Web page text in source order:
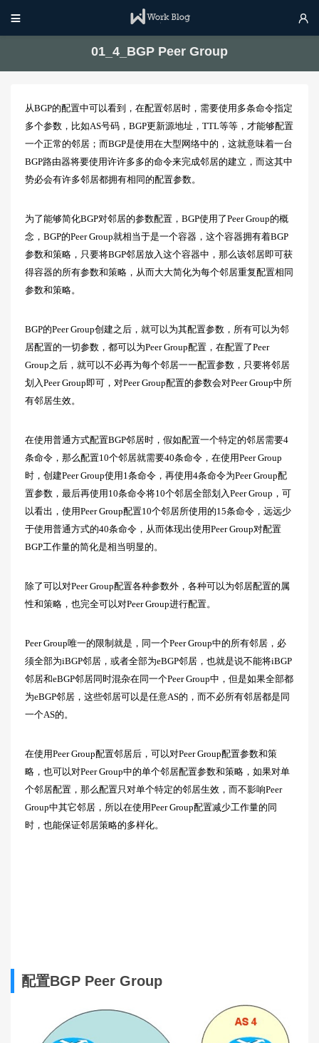
 
01_4_BGP Peer Group
从BGP的配置中可以看到，在配置邻居时，需要使用多条命令指定
多个参数，比如AS号码，BGP更新源地址，TTL等等，才能够配置
一个正常的邻居；而BGP是使用在大型网络中的，这就意味着一台
BGP路由器将要使用许许多多的命令来完成邻居的建立，而这其中
势必会有许多邻居都拥有相同的配置参数。
为了能够简化BGP对邻居的参数配置，BGP使用了Peer Group的概
念，BGP的Peer Group就相当于是一个容器，这个容器拥有着BGP
参数和策略，只要将BGP邻居放入这个容器中，那么该邻居即可获
得容器的所有参数和策略，从而大大简化为每个邻居重复配置相同
参数和策略。
BGP的Peer Group创建之后，就可以为其配置参数，所有可以为邻
居配置的一切参数，都可以为Peer Group配置，在配置了Peer
Group之后，就可以不必再为每个邻居一一配置参数，只要将邻居
划入Peer Group即可，对Peer Group配置的参数会对Peer Group中所
有邻居生效。
在使用普通方式配置BGP邻居时，假如配置一个特定的邻居需要4
条命令，那么配置10个邻居就需要40条命令，在使用Peer Group
时，创建Peer Group使用1条命令，再使用4条命令为Peer Group配
置参数，最后再使用10条命令将10个邻居全部划入Peer Group，可
以看出，使用Peer Group配置10个邻居所使用的15条命令，远远少
于使用普通方式的40条命令，从而体现出使用Peer Group对配置
BGP工作量的简化是相当明显的。
除了可以对Peer Group配置各种参数外，各种可以为邻居配置的属
性和策略，也完全可以对Peer Group进行配置。
Peer Group唯一的限制就是，同一个Peer Group中的所有邻居，必
须全部为iBGP邻居，或者全部为eBGP邻居，也就是说不能将iBGP
邻居和eBGP邻居同时混杂在同一个Peer Group中，但是如果全部都
为eBGP邻居，这些邻居可以是任意AS的，而不必所有邻居都是同
一个AS的。
在使用Peer Group配置邻居后，可以对Peer Group配置参数和策
略，也可以对Peer Group中的单个邻居配置参数和策略，如果对单
个邻居配置，那么配置只对单个特定的邻居生效，而不影响Peer
Group中其它邻居，所以在使用Peer Group配置减少工作量的同
时，也能保证邻居策略的多样化。
配置BGP Peer Group